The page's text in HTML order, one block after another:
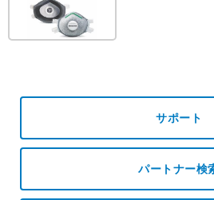
サポート
パートナー検